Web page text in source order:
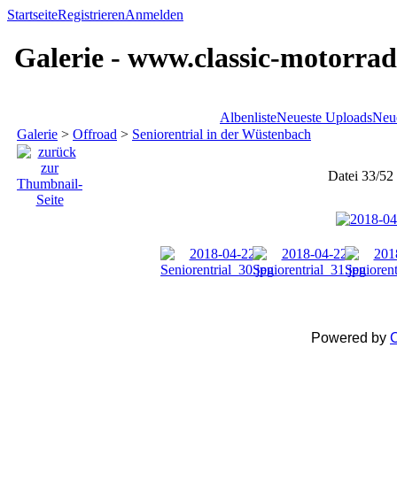
StartseiteRegistrierenAnmelden
Galerie - www.classic-
AlbenlisteNeueste Uploads
Galerie > Offroad > Seniorentrial in der Wüstenbach
Datei 33/52
Powered by